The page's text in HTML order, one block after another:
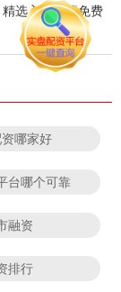
选入门书籍免费
哪家好
台哪个可靠
融资
排行